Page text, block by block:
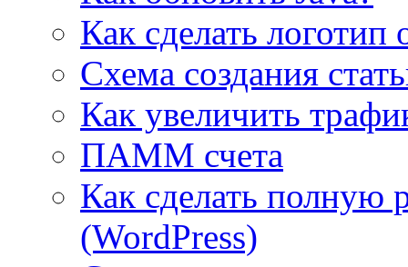
Как сделать логотип
Cхема создания
Как увеличить
ПАММ счета
Как сделать полную
(WordPress)